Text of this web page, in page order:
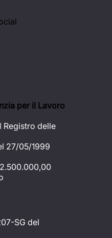
per il Lavoro
Registro delle
27/05/1999
2.500.000,00
SG del